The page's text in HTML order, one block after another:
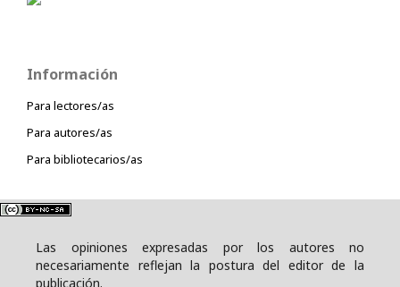
Información
Para lectores/as
Para autores/as
Para bibliotecarios/as
Las opiniones expresadas por los autores no
necesariamente reflejan la postura del editor de la
publicación.